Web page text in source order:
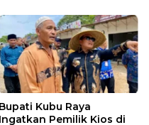
Bupati Kubu Raya
Ingatkan Pemilik Kios di